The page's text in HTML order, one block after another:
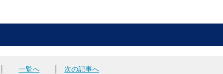
一覧へ 次の記事へ